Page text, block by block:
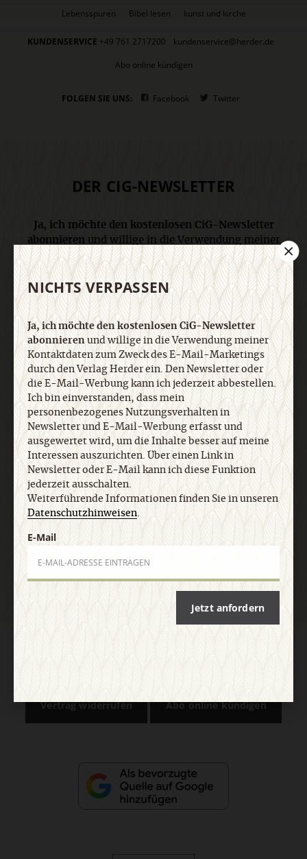
Lebensspuren
Bibel lesen kunst und kirche
KUNDENSERVICE +49 761 2717200
kundenservice@herder.de
Abo online kündigen
FOLGEN SIE UNS: Facebook Twitter
DER CIG-NEWSLETTER
Ja, ich möchte den kostenlosen CiG-Newsletter
abonnieren und willige in die Verwendung meiner
Kontaktdaten zum Zweck des E-Mail-Marketings
durch den Verlag Herder ein. Den Newsletter oder
die E-Mail-Werbung kann ich jederzeit abbestellen.
Ich bin einverstanden, dass mein
personenbezogenes Nutzungsverhalten in
Newsletter und E-Mail-Werbung erfasst und
ausgewertet wird, um die Inhalte besser auf meine
Interessen auszurichten. Über einen Link in
Newsletter oder E-Mail kann ich diese Funktion
jederzeit ausschalten. Weiterführende
Informationen finden Sie in unseren
Datenschutzhinweisen
E-Mail
Vertrag widerrufen Abo online kündigen
NICHTS VERPASSEN
Ja, ich möchte den kostenlosen CiG-Newsletter
abonnierenund willige in die Verwendung meiner
Kontaktdaten zum Zweck des E-Mail-Marketings
durch den Verlag Herder ein. Den Newsletter oder
die E-Mail-Werbung kann ich jederzeit abbestellen.
Ich bin einverstanden, dass mein
personenbezogenes Nutzungsverhalten in
Newsletter und E-Mail-Werbung erfasst und
ausgewertet wird, um die Inhalte besser auf meine
Interessen auszurichten. Über einen Link in
Newsletter oder E-Mail kann ich diese Funktion
jederzeit ausschalten.
Weiterführende Informationen finden Sie in unseren
Datenschutzhinweisen.
E-Mail
Jetzt anfordern